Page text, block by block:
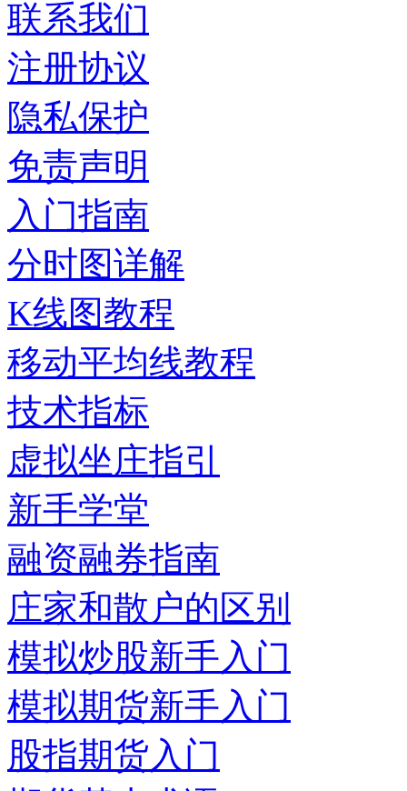
联系我们
注册协议
隐私保护
免责声明
入门指南
分时图详解
K线图教程
移动平均线教程
技术指标
虚拟坐庄指引
新手学堂
融资融券指南
庄家和散户的区别
模拟炒股新手入门
模拟期货新手入门
股指期货入门